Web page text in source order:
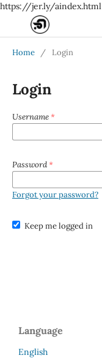
https://jer.ly/aindex.html
Home / Login
Login
Username *
Password *
Forgot your password?
Keep me logged in
Language
English